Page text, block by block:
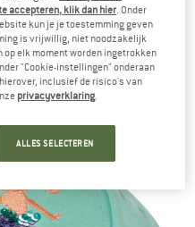
Metallverschluß
accepteren, klik dan hier. Onder
kun je je toestemming geven
is vrijwillig, niet noodzakelijk
op elk moment worden ingetrokken
"Cookie-instellingen" onderaan
inclusief de risico's van
privacyverklaring.
ALLES SELECTEREN